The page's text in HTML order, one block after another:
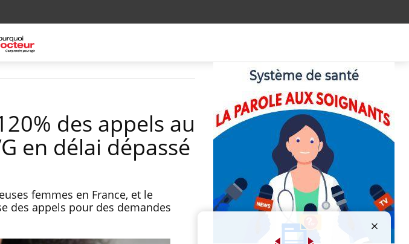
des appels au
en délai dépassé
femmes en France, et le
des appels pour des demandes